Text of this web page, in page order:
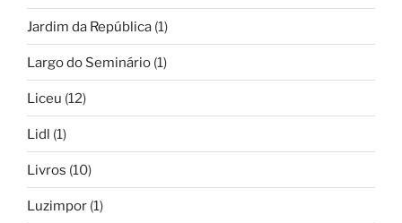
Jardim da República (1)
Largo do Seminário (1)
Liceu (12)
Lidl (1)
Livros (10)
Luzimpor (1)